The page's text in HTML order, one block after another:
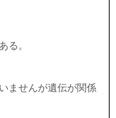
る。
ませんが遺伝が関係